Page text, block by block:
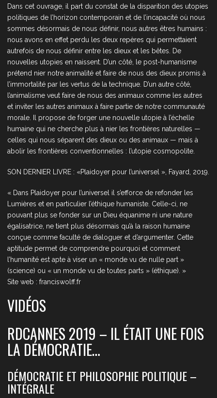
Dans cet ouvrage, il part du constat de la disparition des utopies
politiques de l’horizon contemporain et de l’incapacité où nous
sommes désormais de nous définir, nous autres êtres humains :
nous avons en effet perdu les deux repères qui permettaient
autrefois de nous définir entre les dieux et les bêtes. De
nouvelles utopies en naissent. D’un côté, le post-humanisme
prétend nier notre animalité et faire de nous des dieux promis à
l’immortalité par les vertus de la technique. D’un autre côté,
l’animalisme veut faire de nous des animaux comme les autres
et inviter les autres animaux à faire partie de notre communauté
morale. Il propose de forger une nouvelle utopie à l’échelle
humaine qui ne cherche plus à nier les frontières naturelles —
celles qui nous séparent des dieux ou des animaux — mais à
abolir les frontières conventionnelles : l’utopie cosmopolite.
SON DERNIER LIVRE : «Plaidoyer pour l’universel », Fayard, 2019.
« Dans Plaidoyer pour l’universel il s’efforce de refonder les
Lumières et en particulier l’éthique humaniste. Celle-ci, ne
pouvant plus se fonder sur un Dieu équanime ni une nature
égalisatrice, ne tient plus désormais qu’à la raison humaine
conçue comme faculté de dialoguer et d’argumenter. Cette
aptitude permet de comprendre pourquoi et comment
l’humanité est apte à viser un « monde vu de nulle part »
(science) ou « un monde vu de toutes parts » (éthique). »
Site web : franciswolff.fr
VIDÉOS
RDCANNES 2019 – IL ÉTAIT UNE FOIS
LA DÉMOCRATIE…
DÉMOCRATIE ET PHILOSOPHIE POLITIQUE –
INTÉGRALE